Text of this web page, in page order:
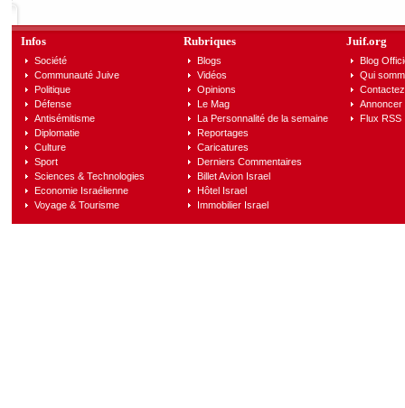
Infos
Société
Communauté Juive
Politique
Défense
Antisémitisme
Diplomatie
Culture
Sport
Sciences & Technologies
Economie Israélienne
Voyage & Tourisme
Rubriques
Blogs
Vidéos
Opinions
Le Mag
La Personnalité de la semaine
Reportages
Caricatures
Derniers Commentaires
Billet Avion Israel
Hôtel Israel
Immobilier Israel
Juif.org
Blog
Qui
Annoncer
Flux RSS